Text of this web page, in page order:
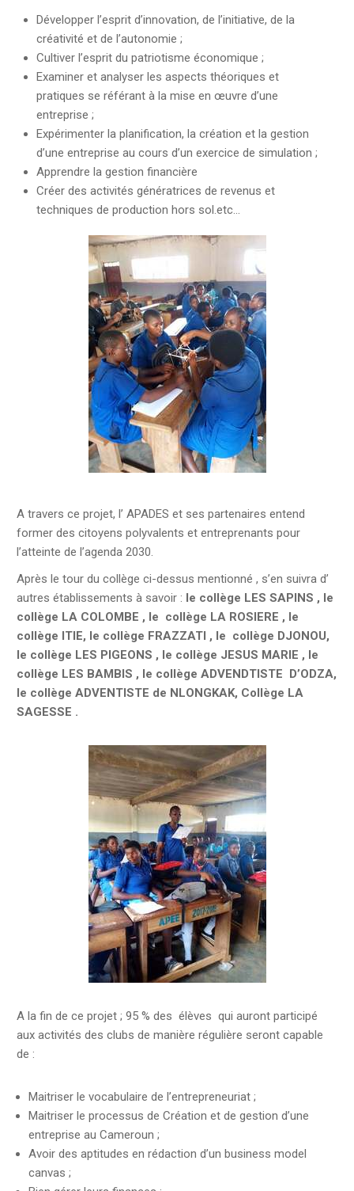
Développer l’esprit d’innovation, de l’initiative, de la
créativité et de l’autonomie ;
Cultiver l’esprit du patriotisme économique ;
Examiner et analyser les aspects théoriques et
pratiques se référant à la mise en œuvre d’une
entreprise ;
Expérimenter la planification, la création et la gestion
d’une entreprise au cours d’un exercice de simulation ;
Apprendre la gestion financière
Créer des activités génératrices de revenus et
techniques de production hors sol.etc…
A travers ce projet, l’ APADES et ses partenaires entend
former des citoyens polyvalents et entreprenants pour
l’atteinte de l’agenda 2030.
Après le tour du collège ci-dessus mentionné , s’en suivra d’
autres établissements à savoir : le collège LES SAPINS , le
collège LA COLOMBE , le collège LA ROSIERE , le
collège ITIE, le collège FRAZZATI , le collège DJONOU,
le collège LES PIGEONS , le collège JESUS MARIE , le
collège LES BAMBIS , le collège ADVENDTISTE D’ODZA,
le collège ADVENTISTE de NLONGKAK, Collège LA
SAGESSE .
A la fin de ce projet ; 95 % des élèves qui auront participé
aux activités des clubs de manière régulière seront capable
de :
Maitriser le vocabulaire de l’entrepreneuriat ;
Maitriser le processus de Création et de gestion d’une
entreprise au Cameroun ;
Avoir des aptitudes en rédaction d’un business model
canvas ;